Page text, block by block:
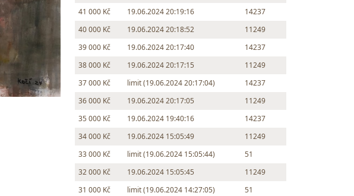
41 000 Kč
19.06.2024 20:19:16
14237
40 000 Kč
19.06.2024 20:18:52
11249
39 000 Kč
19.06.2024 20:17:40
14237
38 000 Kč
19.06.2024 20:17:15
11249
37 000 Kč
limit (19.06.2024 20:17:04)
14237
36 000 Kč
19.06.2024 20:17:05
11249
35 000 Kč
19.06.2024 19:40:16
14237
34 000 Kč
19.06.2024 15:05:49
11249
33 000 Kč
limit (19.06.2024 15:05:44)
51
32 000 Kč
19.06.2024 15:05:45
11249
31 000 Kč
limit (19.06.2024 14:27:05)
51